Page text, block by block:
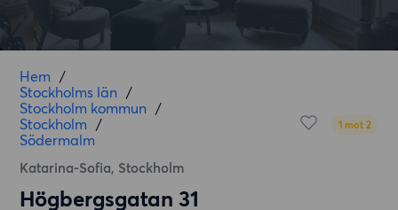
Hem /
Stockholms län /
Stockholm kommun /
Stockholm /
Södermalm
Katarina-Sofia, Stockholm
1 mot 2
Högbergsgatan 31